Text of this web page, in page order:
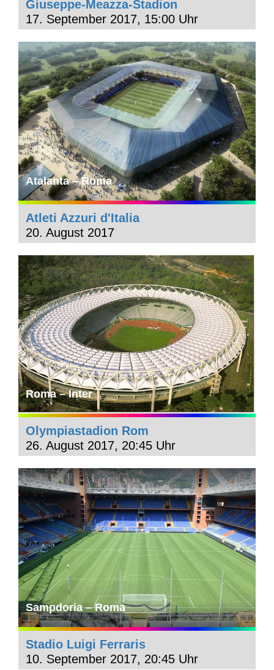
Giuseppe-Meazza-Stadion
17. September 2017, 15:00 Uhr
Atalanta – Roma
Atleti Azzuri d'Italia
20. August 2017
Roma – Inter
Olympiastadion Rom
26. August 2017, 20:45 Uhr
Sampdoria – Roma
Stadio Luigi Ferraris
10. September 2017, 20:45 Uhr